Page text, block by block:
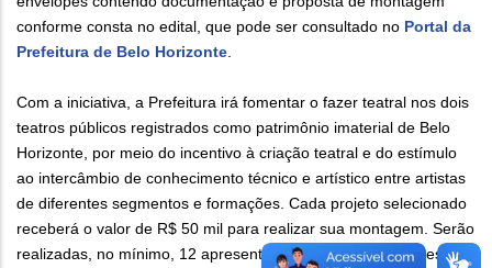
conforme consta no edital, que pode ser consultado no Portal da
Prefeitura de Belo Horizonte.
Com a iniciativa, a Prefeitura irá fomentar o fazer teatral nos dois
teatros públicos registrados como patrimônio imaterial de Belo
Horizonte, por meio do incentivo à criação teatral e do estímulo
ao intercâmbio de conhecimento técnico e artístico entre artistas
de diferentes segmentos e formações. Cada projeto selecionado
receberá o valor de R$ 50 mil para realizar sua montagem. Serão
realizadas, no mínimo, 12 apresentações a preços populares,